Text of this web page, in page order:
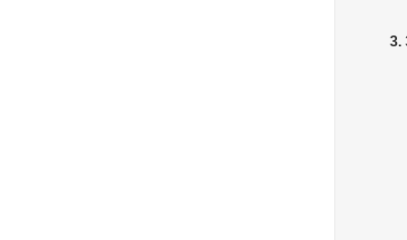
3.